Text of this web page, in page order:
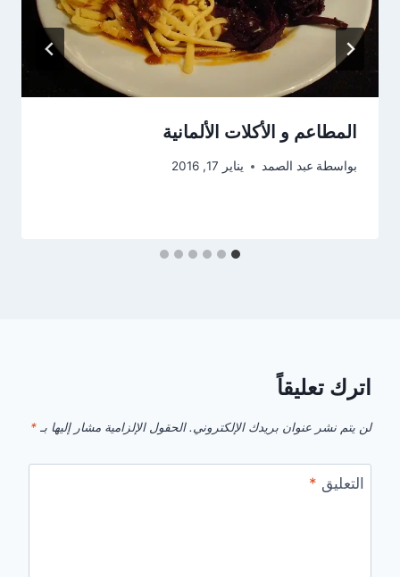
المطاعم و الأكلات الألمانية
بواسطة عبد الصمد يناير 17, 2016
اترك تعليقاً
لن يتم نشر عنوان بريدك الإلكتروني. الحقول الإلزامية مشار إليها بـ *
التعليق *